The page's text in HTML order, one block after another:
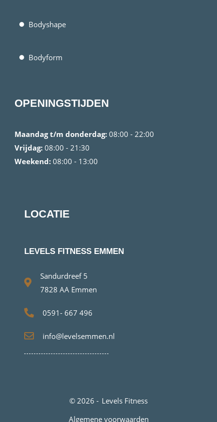
Bodyshape
Bodyform
OPENINGSTIJDEN
Maandag t/m donderdag: 08:00 - 22:00
Vrijdag: 08:00 - 21:30
Weekend: 08:00 - 13:00
LOCATIE
LEVELS FITNESS EMMEN
Sandurdreef 5
7828 AA Emmen
0591- 667 496
info@levelsemmen.nl
© 2026 - Levels Fitness
Algemene voorwaarden